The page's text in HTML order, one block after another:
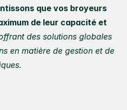
que vos broyeurs
de leur capacité et
des solutions globales
en matière de gestion et de